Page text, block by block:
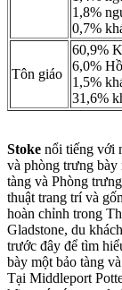
1,8%
0,7%
Tôn giáo
60,9%
6,0%
1,5%
31,6%
Stoke nổi tiếng với
và phòng trưng bày
tàng và Phòng
thuật trang trí và
hoàn chỉnh trong
Gladstone, du
trước đây để tìm
bày một bảo tàng
Tại Middleport